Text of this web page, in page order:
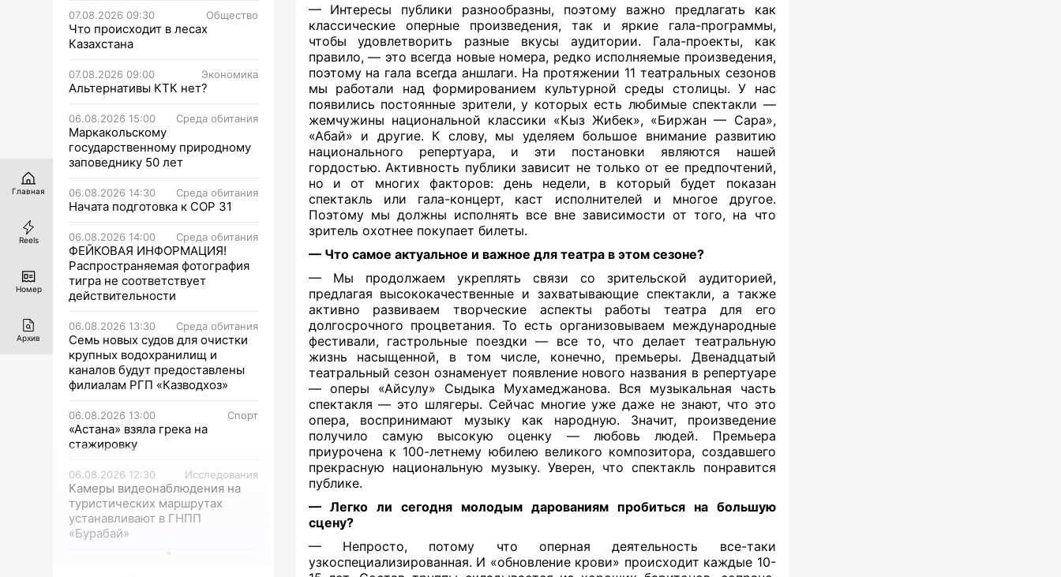
07.08.2026 09:30 Общество
Что происходит в лесах
Казахстана
07.08.2026 09:00 Экономика
Альтернативы КТК нет?
06.08.2026 15:00 Среда обитания
Маркакольскому
государственному природному
заповеднику 50 лет
06.08.2026 14:30 Среда обитания
Начата подготовка к СОР 31
06.08.2026 14:00 Среда обитания
ФЕЙКОВАЯ ИНФОРМАЦИЯ!
Распространяемая фотография
тигра не соответствует
действительности
06.08.2026 13:30 Среда обитания
Семь новых судов для очистки
крупных водохранилищ и
каналов будут предоставлены
филиалам РГП «Казводхоз»
06.08.2026 13:00 Спорт
«Астана» взяла грека на
стажировку
06.08.2026 12:30 Исследования
Камеры видеонаблюдения на
туристических маршрутах
устанавливают в ГНПП
«Бурабай»
— Интересы публики разнообразны, поэтому важно предлагать как
классические оперные произведения, так и яркие гала-программы,
чтобы удовлетворить разные вкусы аудитории. Гала-проекты, как
правило, — это всегда новые номера, редко исполняемые произведения,
поэтому на гала всегда аншлаги. На протяжении 11 театральных сезонов
мы работали над формированием культурной среды столицы. У нас
появились постоянные зрители, у которых есть любимые спектакли —
жемчужины национальной классики «Кыз Жибек», «Биржан — Сара»,
«Абай» и другие. К слову, мы уделяем большое внимание развитию
национального репертуара, и эти постановки являются нашей
гордостью. Активность публики зависит не только от ее предпочтений,
но и от многих факторов: день недели, в который будет показан
спектакль или гала-концерт, каст исполнителей и многое другое.
Поэтому мы должны исполнять все вне зависимости от того, на что
зритель охотнее покупает билеты.
— Что самое актуальное и важное для театра в этом сезоне?
— Мы продолжаем укреплять связи со зрительской аудиторией,
предлагая высококачественные и захватывающие спектакли, а также
активно развиваем творческие аспекты работы театра для его
долгосрочного процветания. То есть организовываем международные
фестивали, гастрольные поездки — все то, что делает театральную
жизнь насыщенной, в том числе, конечно, премьеры. Двенадцатый
театральный сезон ознаменует появление нового названия в репертуаре
— оперы «Айсулу» Сыдыка Мухамеджанова. Вся музыкальная часть
спектакля — это шлягеры. Сейчас многие уже даже не знают, что это
опера, воспринимают музыку как народную. Значит, произведение
получило самую высокую оценку — любовь людей. Премьера
приурочена к 100-летнему юбилею великого композитора, создавшего
прекрасную национальную музыку. Уверен, что спектакль понравится
публике.
— Легко ли сегодня молодым дарованиям пробиться на большую
сцену?
— Непросто, потому что оперная деятельность все-таки
узкоспециализированная. И «обновление крови» происходит каждые 10-
Главная
Reels
Номер
Архив